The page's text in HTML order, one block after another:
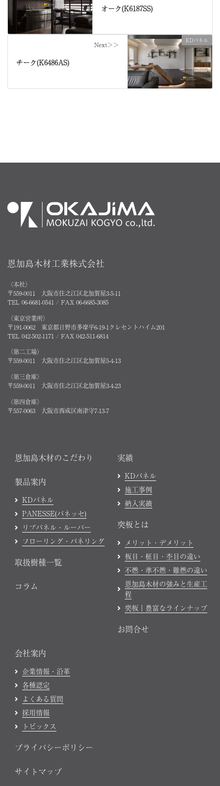
オーク(K6187SS)
KDパネル
Next＞＞
チーク(K6486AS)
恩加島木材工業株式会社
〈本社〉
〒559-0011 大阪市住之江区北加賀屋3-5-11
TEL 06-6681-0541 / FAX 06-6685-3085
〈東京営業所〉
〒191-0062 東京都日野市多摩平6-19-1クレセントハイム201
TEL 042-502-1171 / FAX 042-511-6814
〈第二工場〉
〒559-0011 大阪市住之江区北加賀屋5-4-13
〈第三倉庫〉
〒559-0011 大阪市住之江区北加賀屋3-4-23
〈第四倉庫〉
〒557-0063 大阪市西成区南津守7-13-7
恩加島木材のこだわり
製品案内
KDパネル
PANESSE(パネッセ)
リブパネル・ルーバー
フローリング・パネリング
取扱樹種一覧
コラム
実績
KDパネル
施工事例
納入実績
突板とは
メリット・デメリット
板目・柾目・杢目の違い
不燃・準不燃・難燃の違い
恩加島木材の強みと生産工
程
突板｜豊富なラインナップ
お問合せ
会社案内
企業情報・沿革
各種認定
よくある質問
採用情報
トピックス
プライバシーポリシー
サイトマップ